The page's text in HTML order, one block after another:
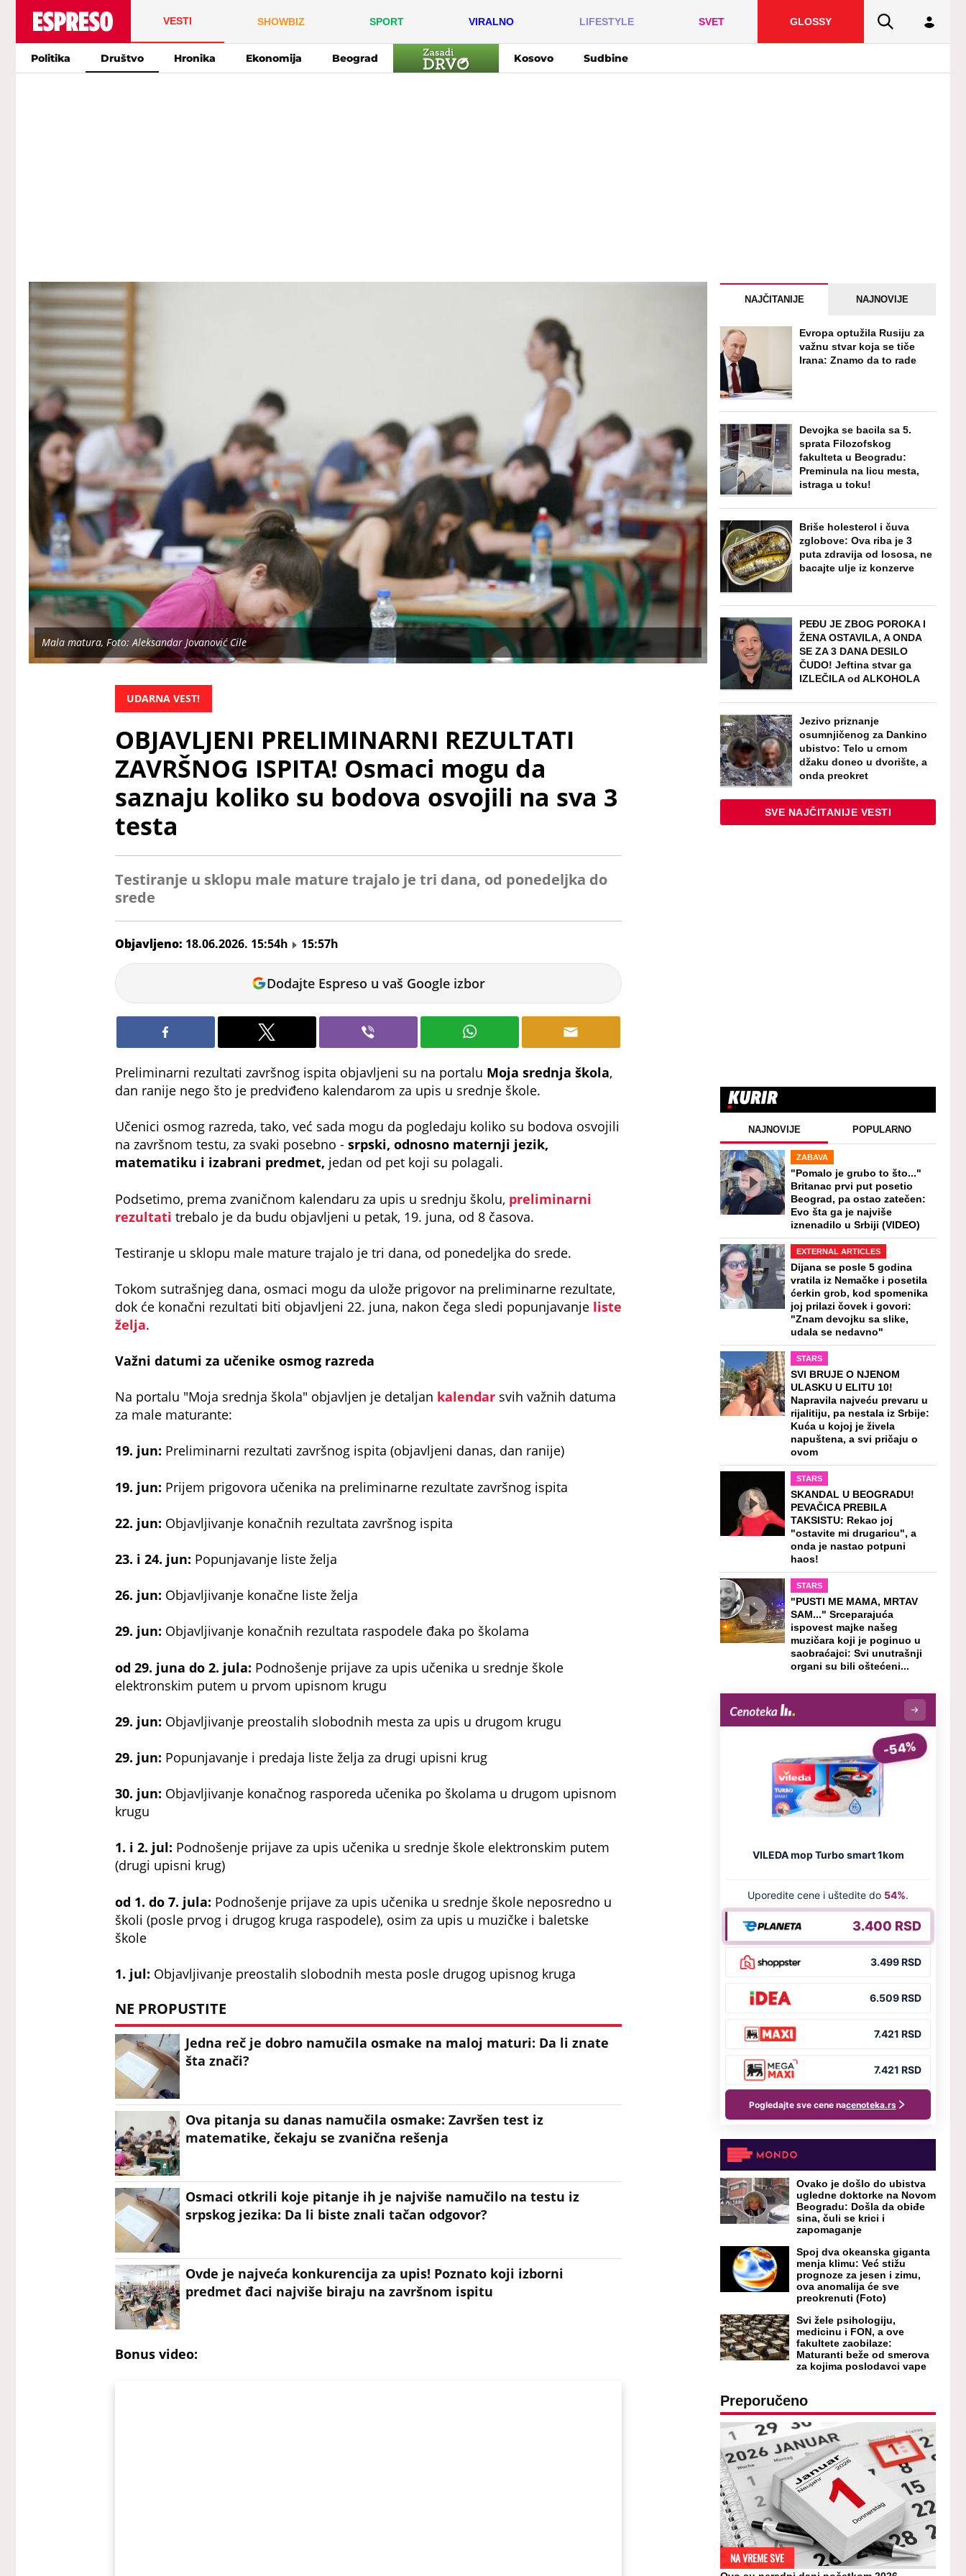
VESTI SHOWBIZ SPORT VIRALNO LIFESTYLE SVET GLOSSY
Politika Društvo Hronika Ekonomija Beograd Kosovo Sudbine
Mala matura, Foto: Aleksandar Jovanović Cile
UDARNA VEST!
OBJAVLJENI PRELIMINARNI REZULTATI
ZAVRŠNOG ISPITA! Osmaci mogu da
saznaju koliko su bodova osvojili na sva 3
testa
Testiranje u sklopu male mature trajalo je tri dana, od ponedeljka do
srede
Objavljeno: 18.06.2026. 15:54h
15:57h
Tamara
Marić
Dodajte Espreso u vaš Google izbor
Preliminarni rezultati završnog ispita objavljeni su na portalu Moja srednja škola,
dan ranije nego što je predviđeno kalendarom za upis u srednje škole.
Učenici osmog razreda, tako, već sada mogu da pogledaju koliko su bodova osvojili
na završnom testu, za svaki posebno - srpski, odnosno maternji jezik,
matematiku i izabrani predmet, jedan od pet koji su polagali.
Podsetimo, prema zvaničnom kalendaru za upis u srednju školu, preliminarni
rezultati trebalo je da budu objavljeni u petak, 19. juna, od 8 časova.
Testiranje u sklopu male mature trajalo je tri dana, od ponedeljka do srede.
Tokom sutrašnjeg dana, osmaci mogu da ulože prigovor na preliminarne rezultate,
dok će konačni rezultati biti objavljeni 22. juna, nakon čega sledi popunjavanje liste
želja.
Važni datumi za učenike osmog razreda
Na portalu "Moja srednja škola" objavljen je detaljan kalendar svih važnih datuma
za male maturante:
19. jun: Preliminarni rezultati završnog ispita (objavljeni danas, dan ranije)
19. jun: Prijem prigovora učenika na preliminarne rezultate završnog ispita
22. jun: Objavljivanje konačnih rezultata završnog ispita
23. i 24. jun: Popunjavanje liste želja
26. jun: Objavljivanje konačne liste želja
29. jun: Objavljivanje konačnih rezultata raspodele đaka po školama
od 29. juna do 2. jula: Podnošenje prijave za upis učenika u srednje škole
elektronskim putem u prvom upisnom krugu
29. jun: Objavljivanje preostalih slobodnih mesta za upis u drugom krugu
29. jun: Popunjavanje i predaja liste želja za drugi upisni krug
30. jun: Objavljivanje konačnog rasporeda učenika po školama u drugom upisnom
krugu
1. i 2. jul: Podnošenje prijave za upis učenika u srednje škole elektronskim putem
(drugi upisni krug)
od 1. do 7. jula: Podnošenje prijave za upis učenika u srednje škole neposredno u
školi (posle prvog i drugog kruga raspodele), osim za upis u muzičke i baletske
škole
1. jul: Objavljivanje preostalih slobodnih mesta posle drugog upisnog kruga
NE PROPUSTITE
Jedna reč je dobro namučila osmake na maloj maturi: Da li znate
šta znači?
Ova pitanja su danas namučila osmake: Završen test iz
matematike, čekaju se zvanična rešenja
Osmaci otkrili koje pitanje ih je najviše namučilo na testu iz
srpskog jezika: Da li biste znali tačan odgovor?
Ovde je najveća konkurencija za upis! Poznato koji izborni
predmet đaci najviše biraju na završnom ispitu
Bonus video:
NAJČITANIJE NAJNOVIJE
Evropa optužila Rusiju za
važnu stvar koja se tiče
Irana: Znamo da to rade
Devojka se bacila sa 5.
sprata Filozofskog
fakulteta u Beogradu:
Preminula na licu mesta,
istraga u toku!
Briše holesterol i čuva
zglobove: Ova riba je 3
puta zdravija od lososa, ne
bacajte ulje iz konzerve
PEĐU JE ZBOG POROKA I
ŽENA OSTAVILA, A ONDA
SE ZA 3 DANA DESILO
ČUDO! Jeftina stvar ga
IZLEČILA od ALKOHOLA
Jezivo priznanje
osumnjičenog za Dankino
ubistvo: Telo u crnom
džaku doneo u dvorište, a
onda preokret
SVE NAJČITANIJE VESTI
NAJNOVIJE POPULARNO
ZABAVA
"Pomalo je grubo to što..."
Britanac prvi put posetio
Beograd, pa ostao zatečen:
Evo šta ga je najviše
iznenadilo u Srbiji (VIDEO)
EXTERNAL ARTICLES
Dijana se posle 5 godina
vratila iz Nemačke i posetila
ćerkin grob, kod spomenika
joj prilazi čovek i govori:
"Znam devojku sa slike,
udala se nedavno"
STARS
SVI BRUJE O NJENOM
ULASKU U ELITU 10!
Napravila najveću prevaru u
rijalitiju, pa nestala iz Srbije:
Kuća u kojoj je živela
napuštena, a svi pričaju o
ovom
STARS
SKANDAL U BEOGRADU!
PEVAČICA PREBILA
TAKSISTU: Rekao joj
"ostavite mi drugaricu", a
onda je nastao potpuni
haos!
STARS
"PUSTI ME MAMA, MRTAV
SAM..." Srceparajuća
ispovest majke našeg
muzičara koji je poginuo u
saobraćajci: Svi unutrašnji
organi su bili oštećeni...
Ovako je došlo do ubistva
ugledne doktorke na Novom
Beogradu: Došla da obiđe
sina, čuli se krici i
zapomaganje
Spoj dva okeanska giganta
menja klimu: Već stižu
prognoze za jesen i zimu,
ova anomalija će sve
preokrenuti (Foto)
Svi žele psihologiju,
medicinu i FON, a ove
fakultete zaobilaze:
Maturanti beže od smerova
za kojima poslodavci vape
Preporučeno
NA VREME SVE